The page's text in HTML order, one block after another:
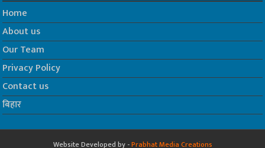
Home
About us
Our Team
Privacy Policy
Contact us
बिहार
Website Developed by -Prabhat Media Creations